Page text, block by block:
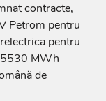
contracte,
Petrom pentru
pentru
MWh
de